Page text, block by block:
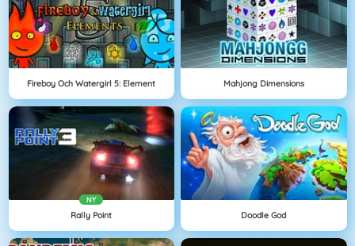
Fireboy Och Watergirl 5: Element Mahjong Dimensions
NY
Rally Point Doodle God